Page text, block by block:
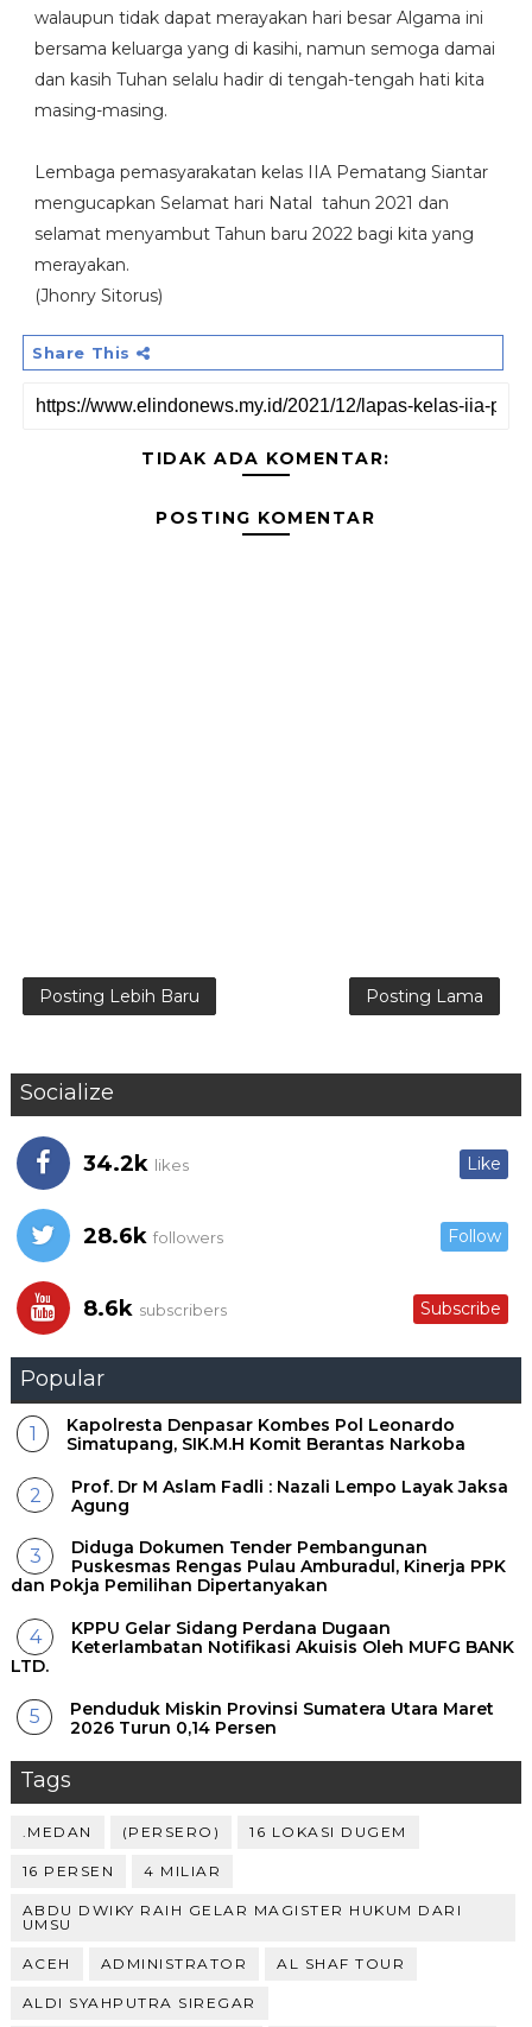
walaupun tidak dapat merayakan hari besar Algama ini
bersama keluarga yang di kasihi, namun semoga damai
dan kasih Tuhan selalu hadir di tengah-tengah hati kita
masing-masing.
Lembaga pemasyarakatan kelas IIA Pematang Siantar
mengucapkan Selamat hari Natal tahun 2021 dan
selamat menyambut Tahun baru 2022 bagi kita yang
merayakan.
(Jhonry Sitorus)
Share This
TIDAK ADA KOMENTAR:
POSTING KOMENTAR
Posting Lebih Baru Posting Lama
Socialize
34.2k likes Like
28.6k followers Follow
8.6k subscribers Subscribe
Popular
Kapolresta Denpasar Kombes Pol Leonardo
Simatupang, SIK.M.H Komit Berantas Narkoba
Prof. Dr M Aslam Fadli : Nazali Lempo Layak Jaksa
Agung
Diduga Dokumen Tender Pembangunan
Puskesmas Rengas Pulau Amburadul, Kinerja PPK
dan Pokja Pemilihan Dipertanyakan
KPPU Gelar Sidang Perdana Dugaan
Keterlambatan Notifikasi Akuisis Oleh MUFG BANK
LTD.
Penduduk Miskin Provinsi Sumatera Utara Maret
2026 Turun 0,14 Persen
Tags
.MEDAN (PERSERO) 16 LOKASI DUGEM
16 PERSEN 4 MILIAR
ABDU DWIKY RAIH GELAR MAGISTER HUKUM DARI
UMSU
ACEH ADMINISTRATOR AL SHAF TOUR
ALDI SYAHPUTRA SIREGAR